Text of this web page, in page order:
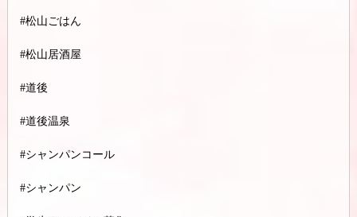
#松山ごはん
#松山居酒屋
#道後
#道後温泉
#シャンパンコール
#シャンパン